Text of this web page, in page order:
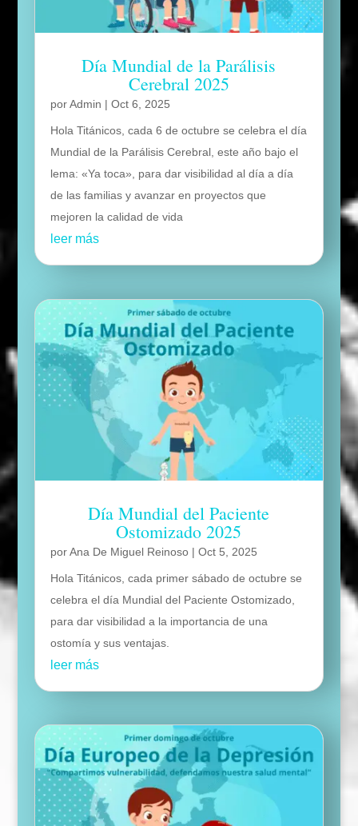
Día Mundial de la Parálisis
Cerebral 2025
porAdmin | Oct 6, 2025
Hola Titánicos, cada 6 de octubre se celebra el día
Mundial de la Parálisis Cerebral, este año bajo el
lema: «Ya toca», para dar visibilidad al día a día
de las familias y avanzar en proyectos que
mejoren la calidad de vida
leer más
Día Mundial del Paciente
Ostomizado 2025
porAna De Miguel Reinoso| Oct 5, 2025
Hola Titánicos, cada primer sábado de octubre se
celebra el día Mundial del Paciente Ostomizado,
para dar visibilidad a la importancia de una
ostomía y sus ventajas.
leer más